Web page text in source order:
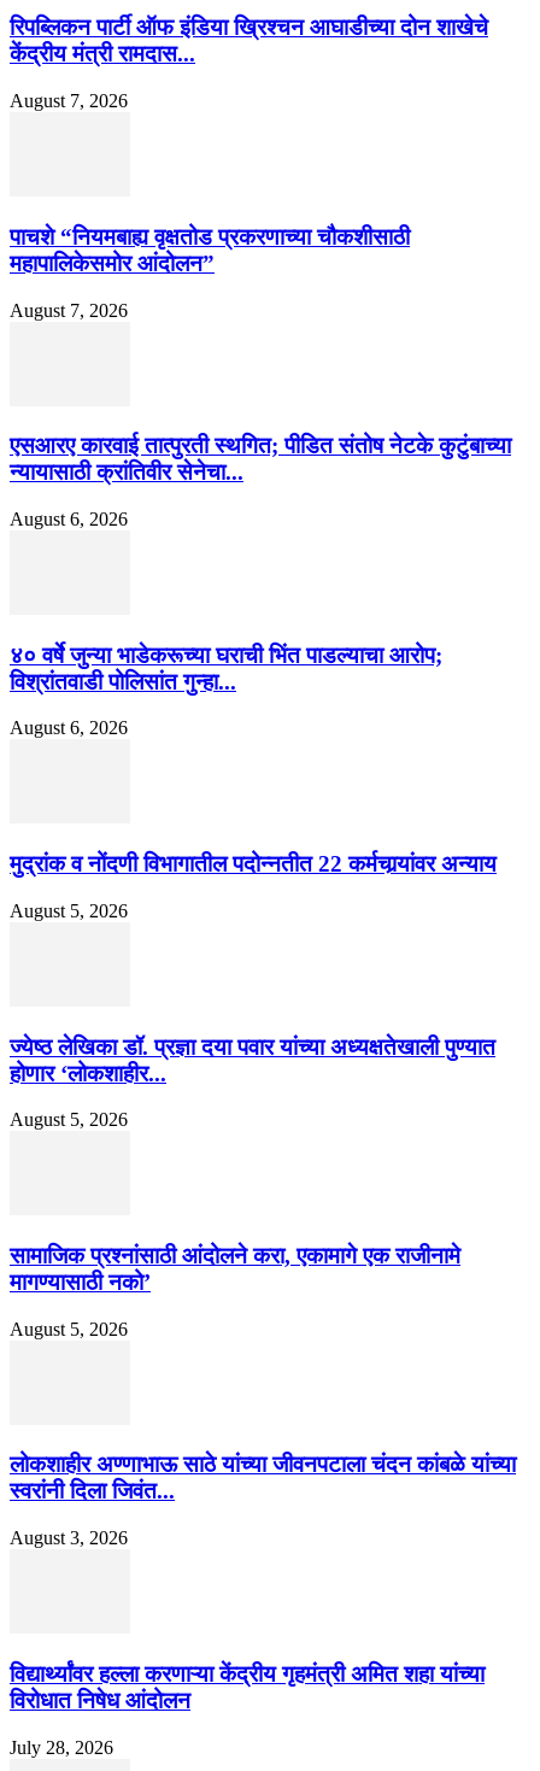
रिपब्लिकन पार्टी ऑफ इंडिया ख्रिश्चन आघाडीच्या दोन शाखेचे
केंद्रीय मंत्री रामदास...
August 7, 2026
पाचशे “नियमबाह्य वृक्षतोड प्रकरणाच्या चौकशीसाठी
महापालिकेसमोर आंदोलन”
August 7, 2026
एसआरए कारवाई तात्पुरती स्थगित; पीडित संतोष नेटके कुटुंबाच्या
न्यायासाठी क्रांतिवीर सेनेचा...
August 6, 2026
४० वर्षे जुन्या भाडेकरूच्या घराची भिंत पाडल्याचा आरोप;
विश्रांतवाडी पोलिसांत गुन्हा...
August 6, 2026
मुद्रांक व नोंदणी विभागातील पदोन्नतीत 22 कर्मचार्‍यांवर अन्याय
August 5, 2026
ज्येष्ठ लेखिका डॉ. प्रज्ञा दया पवार यांच्या अध्यक्षतेखाली पुण्यात
होणार ‘लोकशाहीर...
August 5, 2026
सामाजिक प्रश्नांसाठी आंदोलने करा, एकामागे एक राजीनामे
मागण्यासाठी नको’
August 5, 2026
लोकशाहीर अण्णाभाऊ साठे यांच्या जीवनपटाला चंदन कांबळे यांच्या
स्वरांनी दिला जिवंत...
August 3, 2026
विद्यार्थ्यांवर हल्ला करणाऱ्या केंद्रीय गृहमंत्री अमित शहा यांच्या
विरोधात निषेध आंदोलन
July 28, 2026